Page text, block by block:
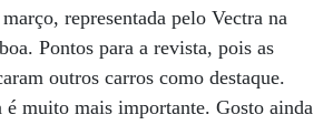
representada pelo Vectra na
Pontos para a revista, pois as
outros carros como destaque.
é muito mais importante. Gosto ainda